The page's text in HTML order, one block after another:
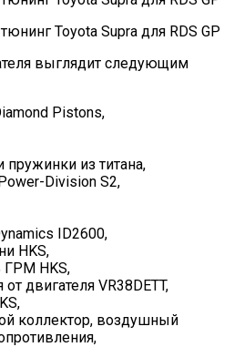
выглядит следующим
Pistons,
пружинки из титана,
Division S2,
ID2600,
HKS,
ГРМ HKS,
двигателя VR38DETT,
коллектор, воздушный